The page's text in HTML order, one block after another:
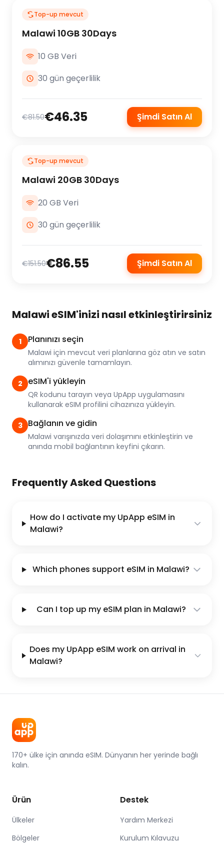
Top-up mevcut
Malawi 10GB 30Days
10 GB Veri
30 gün geçerlilik
€81.50€46.35 Şimdi Satın Al
Top-up mevcut
Malawi 20GB 30Days
20 GB Veri
30 gün geçerlilik
€151.50€86.55 Şimdi Satın Al
Malawi eSIM'inizi nasıl etkinleştirirsiniz
1 Planınızı seçin
Malawi için mevcut veri planlarına göz atın ve satın
alımınızı güvenle tamamlayın.
2 eSIM'i yükleyin
QR kodunu tarayın veya UpApp uygulamasını
kullanarak eSIM profilini cihazınıza yükleyin.
3 Bağlanın ve gidin
Malawi varışınızda veri dolaşımını etkinleştirin ve
anında mobil bağlantının keyfini çıkarın.
Frequently Asked Questions
How do I activate my UpApp eSIM in
Malawi?
Which phones support eSIM in Malawi?
Can I top up my eSIM plan in Malawi?
Does my UpApp eSIM work on arrival in
Malawi?
170+ ülke için anında eSIM. Dünyanın her yerinde bağlı
kalın.
Ürün
Ülkeler
Bölgeler
Destek
Yardım Merkezi
Kurulum Kılavuzu